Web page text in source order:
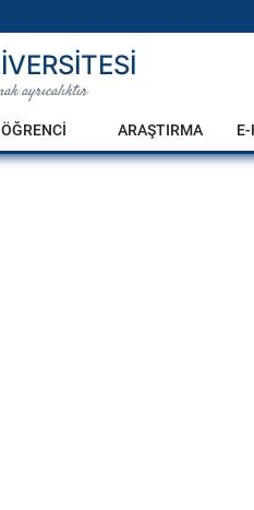
ayrıcalıktır
ÖĞRENCİ ARAŞTIRMA